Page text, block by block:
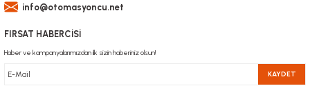
info@otomasyoncu.net
FIRSAT HABERCİSİ
Haber ve kampanyalarımızdan ilk sizin haberiniz olsun!
KAYDET